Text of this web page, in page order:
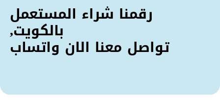
رقمنا شراء المستعمل
بالكويت,
تواصل معنا الان واتساب